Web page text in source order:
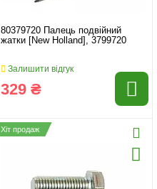
80379720 Палець подвійний
жатки [New Holland], 3799720
Залишити відгук
329 ₴
Хіт продаж